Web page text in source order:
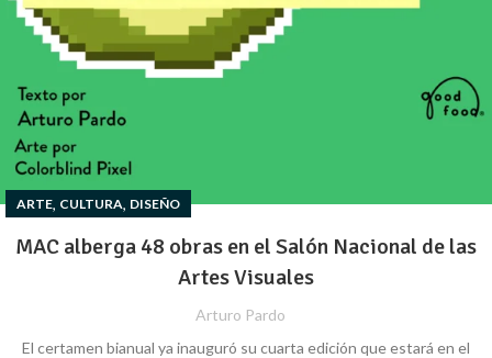
ARTE, CULTURA, DISEÑO
MAC alberga 48 obras en el Salón Nacional de las
Artes Visuales
Arturo Pardo
El certamen bianual ya inauguró su cuarta edición que estará en el